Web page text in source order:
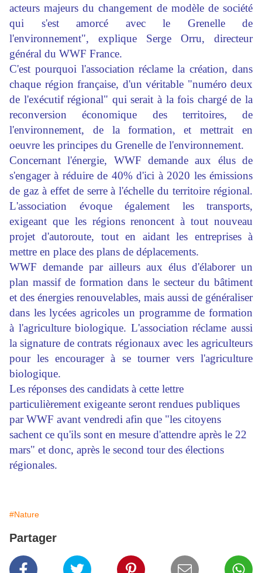
acteurs majeurs du changement de modèle de société
qui s'est amorcé avec le Grenelle de
l'environnement", explique Serge Orru, directeur
général du WWF France.
C'est pourquoi l'association réclame la création, dans
chaque région française, d'un véritable "numéro deux
de l'exécutif régional" qui serait à la fois chargé de la
reconversion économique des territoires, de
l'environnement, de la formation, et mettrait en
oeuvre les principes du Grenelle de l'environnement.
Concernant l'énergie, WWF demande aux élus de
s'engager à réduire de 40% d'ici à 2020 les émissions
de gaz à effet de serre à l'échelle du territoire régional.
L'association évoque également les transports,
exigeant que les régions renoncent à tout nouveau
projet d'autoroute, tout en aidant les entreprises à
mettre en place des plans de déplacements.
WWF demande par ailleurs aux élus d'élaborer un
plan massif de formation dans le secteur du bâtiment
et des énergies renouvelables, mais aussi de généraliser
dans les lycées agricoles un programme de formation
à l'agriculture biologique. L'association réclame aussi
la signature de contrats régionaux avec les agriculteurs
pour les encourager à se tourner vers l'agriculture
biologique.
Les réponses des candidats à cette lettre
particulièrement exigeante seront rendues publiques
par WWF avant vendredi afin que "les citoyens
sachent ce qu'ils sont en mesure d'attendre après le 22
mars" et donc, après le second tour des élections
régionales.
#Nature
Partager